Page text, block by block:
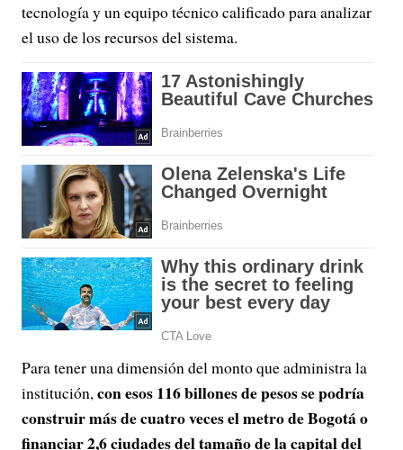
tecnología y un equipo técnico calificado para analizar
el uso de los recursos del sistema.
Para tener una dimensión del monto que administra la
institución, con esos 116 billones de pesos se podría
construir más de cuatro veces el metro de Bogotá o
financiar 2,6 ciudades del tamaño de la capital del